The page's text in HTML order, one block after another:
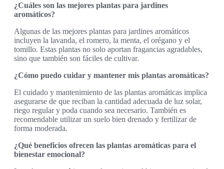
¿Cuáles son las mejores plantas para jardines
aromáticos?
Algunas de las mejores plantas para jardines aromáticos
incluyen la lavanda, el romero, la menta, el orégano y el
tomillo. Estas plantas no solo aportan fragancias agradables,
sino que también son fáciles de cultivar.
¿Cómo puedo cuidar y mantener mis plantas aromáticas?
El cuidado y mantenimiento de las plantas aromáticas implica
asegurarse de que reciban la cantidad adecuada de luz solar,
riego regular y poda cuando sea necesario. También es
recomendable utilizar un suelo bien drenado y fertilizar de
forma moderada.
¿Qué beneficios ofrecen las plantas aromáticas para el
bienestar emocional?